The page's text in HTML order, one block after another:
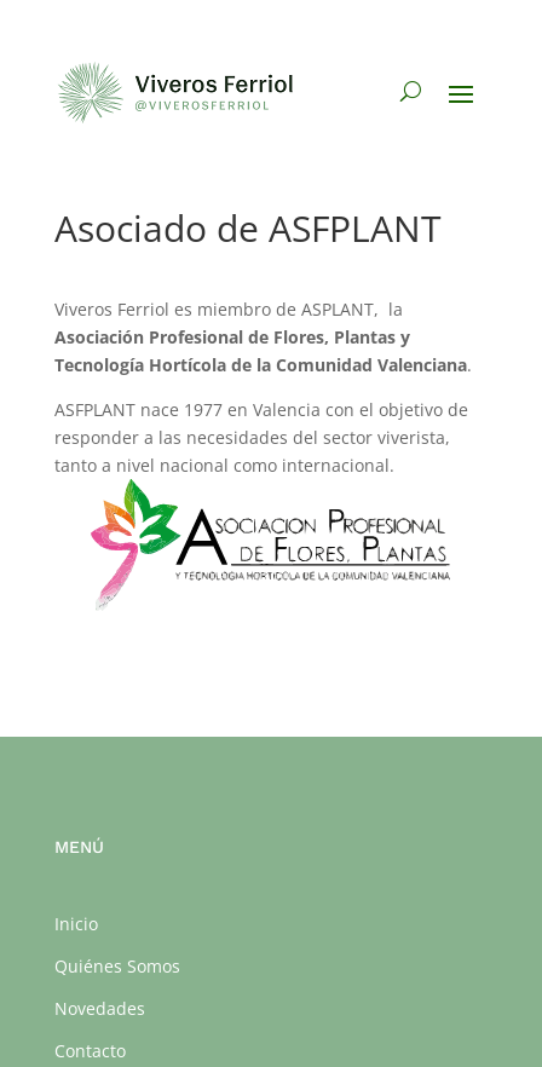
Asociado de ASFPLANT
Viveros Ferriol es miembro de ASPLANT, la
Asociación Profesional de Flores, Plantas y
Tecnología Hortícola de la Comunidad Valenciana.
ASFPLANT nace 1977 en Valencia con el objetivo de
responder a las necesidades del sector viverista,
tanto a nivel nacional como internacional.
MENÚ
Inicio
Quiénes Somos
Novedades
Contacto